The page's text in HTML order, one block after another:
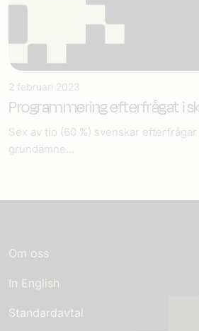
2 februari 2023
Programmering efterfrågat i
Sex av tio (60 %) svenskar
grundämne...
Om oss
In English
Standardavtal